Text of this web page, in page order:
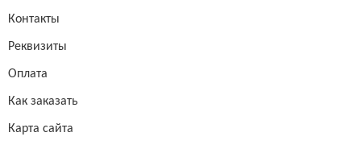
Контакты
Реквизиты
Оплата
Как заказать
Карта сайта